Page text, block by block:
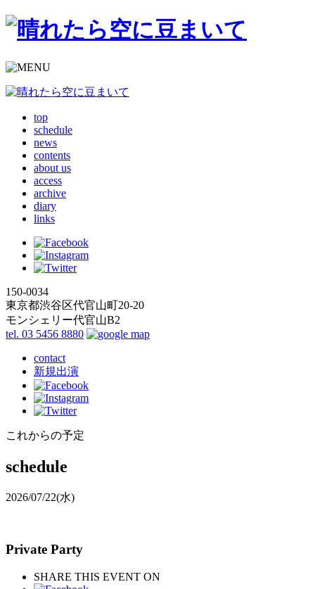
top
schedule
news
contents
about us
access
archive
diary
links
150-0034
東京都渋谷区代官山町20-20
モンシェリー代官山B2
tel. 03 5456 8880
contact
新規出演
これからの予定
schedule
2026/07/22(水)
Private Party
SHARE THIS EVENT ON